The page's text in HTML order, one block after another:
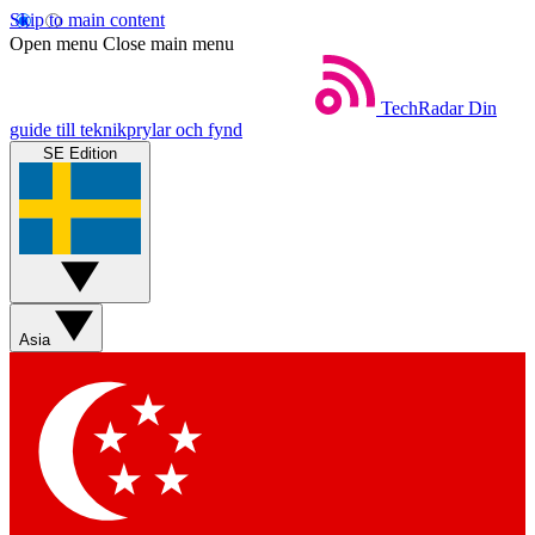
Skip to main content
Open menu Close main menu
TechRadar Din
guide till teknikprylar och fynd
SE Edition
Asia